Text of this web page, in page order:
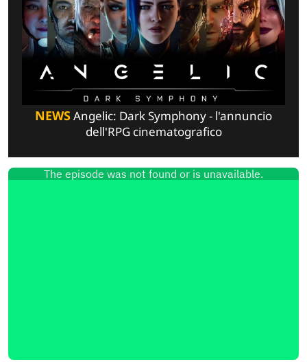
NEWSAngelic: Dark Symphony - l'annuncio
dell'RPG cinematografico